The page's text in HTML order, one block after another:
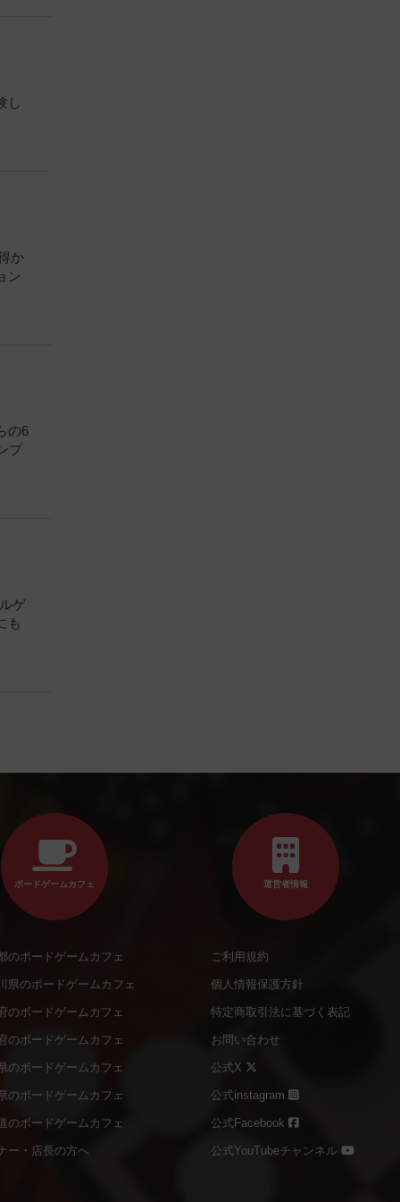
し
か
ン
の6
プ
ゲ
も
ボードゲームカフェ
のボードゲームカフェ
県のボードゲームカフェ
のボードゲームカフェ
のボードゲームカフェ
のボードゲームカフェ
のボードゲームカフェ
のボードゲームカフェ
ー・店長の方へ
運営者情報
ご利用規約
個人情報保護方針
特定商取引法に基づく表記
お問い合わせ
公式X
公式instagram
公式Facebook
公式YouTubeチャンネル